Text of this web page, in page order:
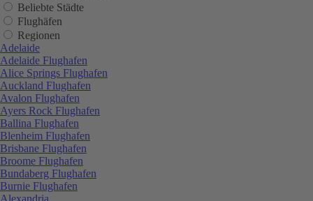
Beliebte Städte
Flughäfen
Regionen
Adelaide
Adelaide Flughafen
Alice Springs Flughafen
Auckland Flughafen
Avalon Flughafen
Ayers Rock Flughafen
Ballina Flughafen
Blenheim Flughafen
Brisbane Flughafen
Broome Flughafen
Bundaberg Flughafen
Burnie Flughafen
Alexandria